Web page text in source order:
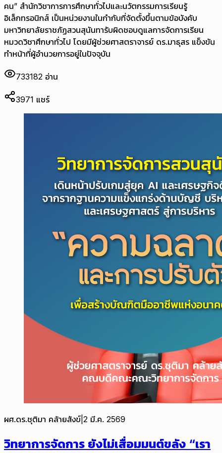
คน” สำนักวิชาการการศึกษาทั่วไปและนวัตกรรมการเรียนรู้
อิเล็กทรอนิกส์ เป็นหน่วยงานในกำกับที่จัดตั้งขึ้นตามข้อบังคับ
มหาวิทยาลัยราชภัฏสวนสุนันทารับผิดชอบดูแลการจัดการเรียน
หมวดวิชาศึกษาทั่วไป โดยมีผู้ช่วยศาสตราจารย์ ดร.มาธุสร แข็งขัน
ทำหน้าที่ผู้อำนวยการอยู่ในปัจจุบัน
733182 อ่าน
3971 แชร์
ผศ.ดร.ชุติมา คล้ายสังข์ 2 มี.ค. 2569
วิทยาการจัดการ ยังไม่เสื่อมมนต์ขลัง “เรา